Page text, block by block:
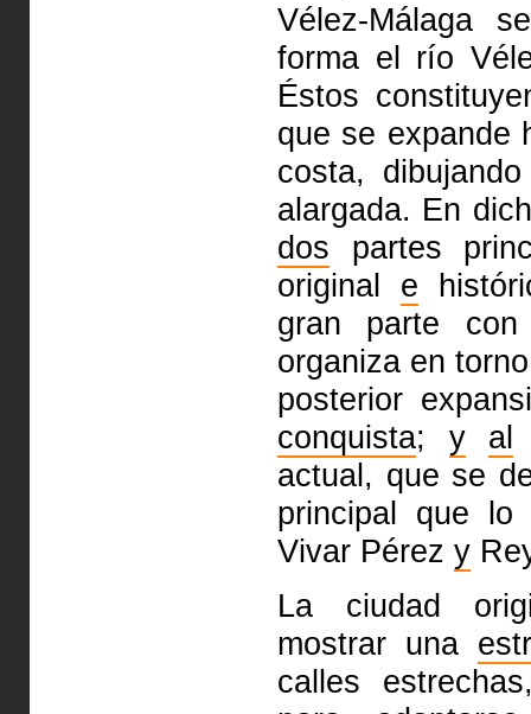
Vélez-Málaga
forma el río
Éstos
que se expande
costa,
alargada. En
dos partes
original e
gran parte
organiza en
posterior
conquista; y
al
actual, que se
principal que
Vivar Pérez y
La ciudad
mostrar una
calles